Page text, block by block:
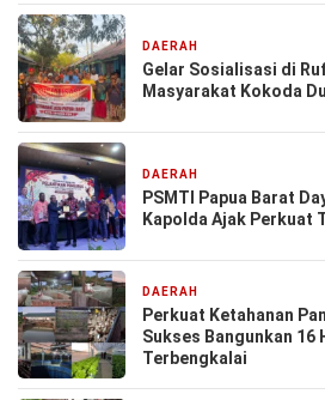
DAERAH
Gelar Sosialisasi di
Masyarakat Kokoda
DAERAH
PSMTI Papua Barat
Kapolda Ajak Perkuat
DAERAH
Perkuat Ketahanan
Sukses Bangunkan 16
Terbengkalai